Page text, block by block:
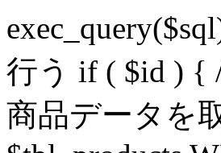
行う if ( $id ) {
商品データを